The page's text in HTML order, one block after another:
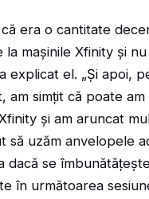
că era o cantitate
la mașinile Xfinity și
explicat el. „Și apoi,
am simțit că poate am
și am aruncat
să uzăm anvelopele
dacă se
în următoarea